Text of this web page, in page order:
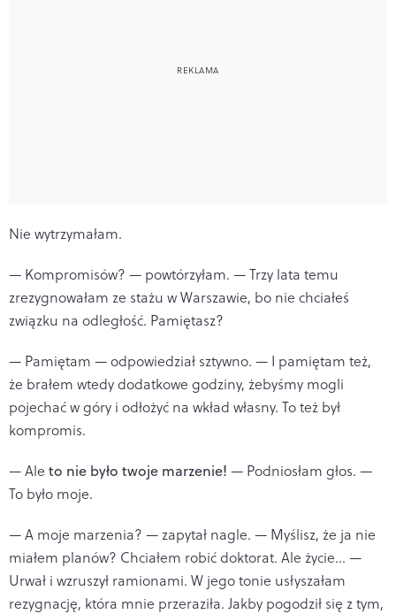
Nie wytrzymałam.
— Kompromisów? — powtórzyłam. — Trzy lata temu
zrezygnowałam ze stażu w Warszawie, bo nie chciałeś
związku na odległość. Pamiętasz?
— Pamiętam — odpowiedział sztywno. — I pamiętam też,
że brałem wtedy dodatkowe godziny, żebyśmy mogli
pojechać w góry i odłożyć na wkład własny. To też był
kompromis.
— Ale to nie było twoje marzenie! — Podniosłam głos. —
To było moje.
— A moje marzenia? — zapytał nagle. — Myślisz, że ja nie
miałem planów? Chciałem robić doktorat. Ale życie… —
Urwał i wzruszył ramionami. W jego tonie usłyszałam
rezygnację, która mnie przeraziła. Jakby pogodził się z tym,